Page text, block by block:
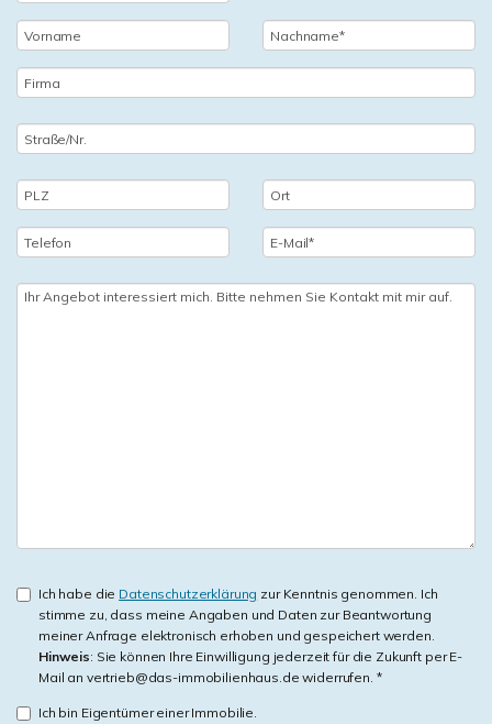
Ich habe die Datenschutzerklärung zur Kenntnis genommen. Ich
stimme zu, dass meine Angaben und Daten zur Beantwortung
meiner Anfrage elektronisch erhoben und gespeichert werden.
Hinweis: Sie können Ihre Einwilligung jederzeit für die Zukunft per E-
Mail an vertrieb@das-immobilienhaus.de widerrufen. *
Ich bin Eigentümer einer Immobilie.